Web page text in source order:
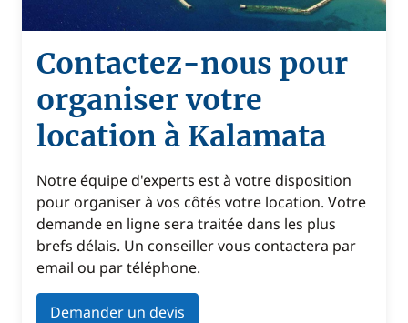
Contactez-nous pour
organiser votre
location à Kalamata
Notre équipe d'experts est à votre disposition
pour organiser à vos côtés votre location. Votre
demande en ligne sera traitée dans les plus
brefs délais. Un conseiller vous contactera par
email ou par téléphone.
Demander un devis